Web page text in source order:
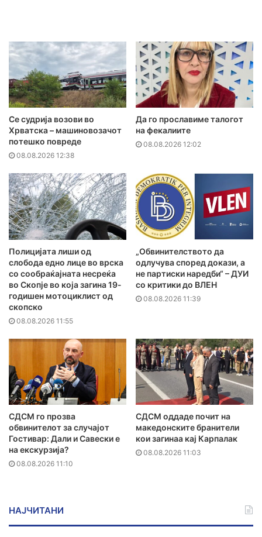
Се судрија возови во
Хрватска – машиновозачот
потешко повреде
08.08.2026 12:38
Да го прославиме талогот
на фекалиите
08.08.2026 12:02
Полицијата лиши од
слобода едно лице во врска
со сообраќајната несреќа
во Скопје во која загина 19-
годишен мотоциклист од
скопско
08.08.2026 11:55
„Обвинителството да
одлучува според докази, а
не партиски наредби“ – ДУИ
со критики до ВЛЕН
08.08.2026 11:39
СДСМ го прозва
обвинителот за случајот
Гостивар: Дали и Савески е
на екскурзија?
08.08.2026 11:10
СДСМ оддаде почит на
македонските бранители
кои загинаа кај Карпалак
08.08.2026 11:03
НАЈЧИТАНИ